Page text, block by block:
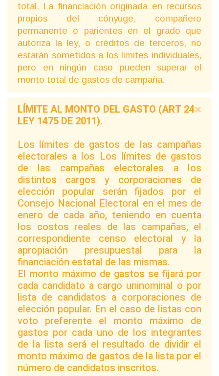
total. La financiación originada en recursos
propios del cónyuge, compañero
permanente o parientes en el grado que
autoriza la ley, o créditos de terceros, no
estarán sometidos a los limites individuales,
pero en ningún caso pueden superar el
monto total de gastos de campaña.
×
LÍMITE AL MONTO DEL GASTO (ART 24
LEY 1475 DE 2011).
Los límites de gastos de las campañas
electorales a los Los límites de gastos
de las campañas electorales a los
distintos cargos y corporaciones de
elección popular serán fijados por el
Consejo Nacional Electoral en el mes de
enero de cada año, teniendo en cuenta
los costos reales de las campañas, el
correspondiente censo electoral y la
apropiación presupuestal para la
financiación estatal de las mismas.
El monto máximo de gastos se fijará por
cada candidato a cargo uninominal o por
lista de candidatos a corporaciones de
elección popular. En el caso de listas con
voto preferente el monto máximo de
gastos por cada uno de los integrantes
de la lista será el resultado de dividir el
monto máximo de gastos de la lista por el
número de candidatos inscritos.